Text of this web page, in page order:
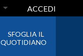
ACCEDI
SFOGLIA IL
QUOTIDIANO